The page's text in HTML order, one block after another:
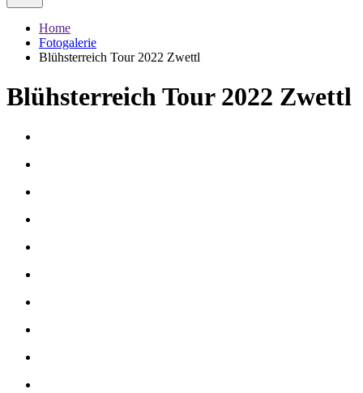
Home
Fotogalerie
Blühsterreich Tour 2022 Zwettl
Blühsterreich Tour 2022 Zwettl